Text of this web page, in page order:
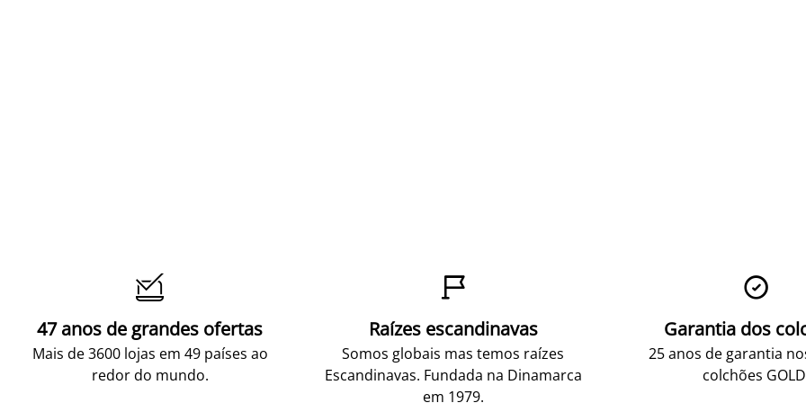

47 anos de grandes ofertas
Mais de 3600 lojas em 49 países ao
redor do mundo.

Raízes escandinavas
Somos globais mas temos raízes
Escandinavas. Fundada na Dinamarca
em 1979.

Garantia dos
25 anos de garantia
colchões